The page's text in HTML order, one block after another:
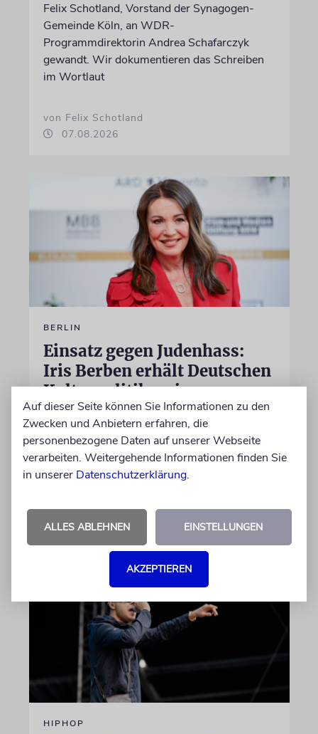
Felix Schotland, Vorstand der Synagogen-
Gemeinde Köln, an WDR-
Programmdirektorin Andrea Schafarczyk
gewandt. Wir dokumentieren das Schreiben
im Wortlaut
von Felix Schotland
07.08.2026
BERLIN
Einsatz gegen Judenhass:
Iris Berben erhält Deutschen
Kulturpolitikpreis
Die Schauspielerin steht nicht nur vor der
Kamera, sondern engagiert sich auch
ehrenamtlich. Der Deutsche Kulturrat würdigt
diese Leistung mit einem Preis. Igor Levit ist
07.08.2026
HIPHOP
Auf dieser Seite können Sie Informationen zu den
Zwecken und Anbietern erfahren, die
personenbezogene Daten auf unserer Webseite
verarbeiten. Weitergehende Informationen finden Sie
in unserer Datenschutzerklärung.
ALLES ABLEHNEN EINSTELLUNGEN
AKZEPTIEREN